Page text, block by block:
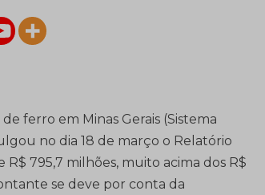
ferro em Minas Gerais (Sistema
no dia 18 de março o Relatório
795,7 milhões, muito acima dos R$
se deve por conta da